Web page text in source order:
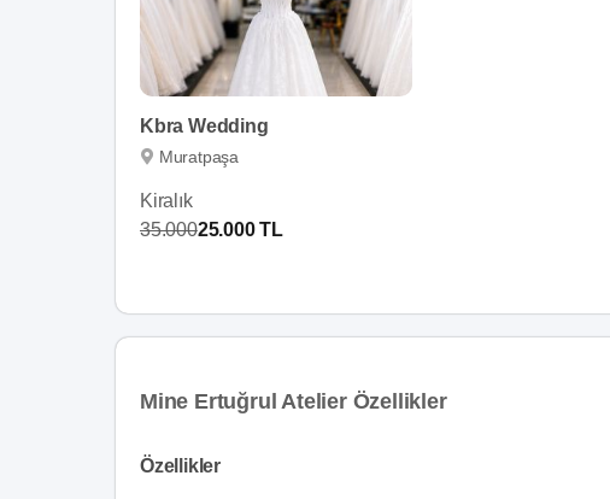
Kbra Wedding
Muratpaşa
Kiralık
35.00025.000 TL
Mine Ertuğrul Atelier Özellikler
Özellikler